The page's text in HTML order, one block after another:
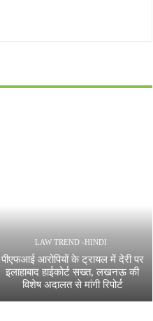
LAW TREND -HINDI
पीएफआई आरोपियों के ट्रायल में देरी पर
इलाहाबाद हाईकोर्ट सख्त, लखनऊ की
विशेष अदालत से मांगी रिपोर्ट